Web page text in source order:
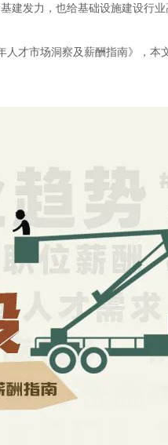
建发力，也给基础设施建设行业
才市场洞察及薪酬指南》，本